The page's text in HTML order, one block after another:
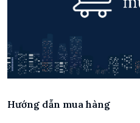
Hướng dẫn mua hàng